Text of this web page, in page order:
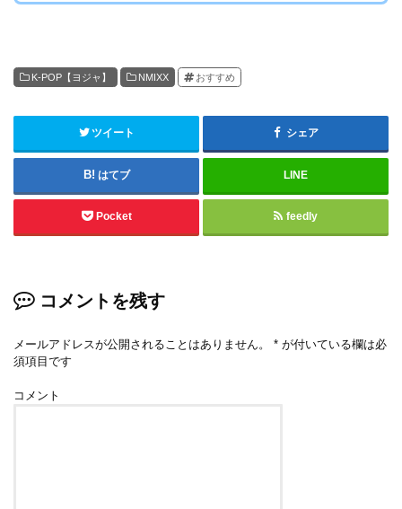
K-POP【ヨジャ】 NMIXX おすすめ
ツイート シェア
はてブ LINE
Pocket feedly
コメントを残す
メールアドレスが公開されることはありません。 * が付いている欄は必
須項目です
コメント